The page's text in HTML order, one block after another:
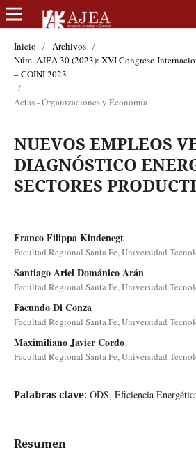
Inicio / Archivos /
Núm. AJEA 30 (2023): XVI Congreso
– COINI 2023
/
Actas - Organizaciones y Economía
NUEVOS EMPLEOS
DIAGNÓSTICO
SECTORES
Franco Filippa Kindenegt
Facultad Regional Santa Fe, Universidad
Santiago Ariel Dománico Arán
Facultad Regional Santa Fe, Universidad
Facundo Di Conza
Facultad Regional Santa Fe, Universidad
Maximiliano Javier Cordo
Facultad Regional Santa Fe, Universidad
Palabras clave: ODS, Eficiencia
Resumen